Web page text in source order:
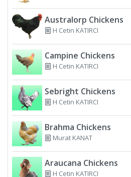
Australorp Chickens
H Cetin KATIRCI
Campine Chickens
H Cetin KATIRCI
Sebright Chickens
H Cetin KATIRCI
Brahma Chickens
Murat KANAT
Araucana Chickens
H Cetin KATIRCI